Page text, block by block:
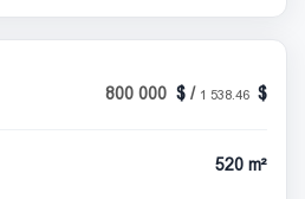
800 000 / 1 538.46
520 m²